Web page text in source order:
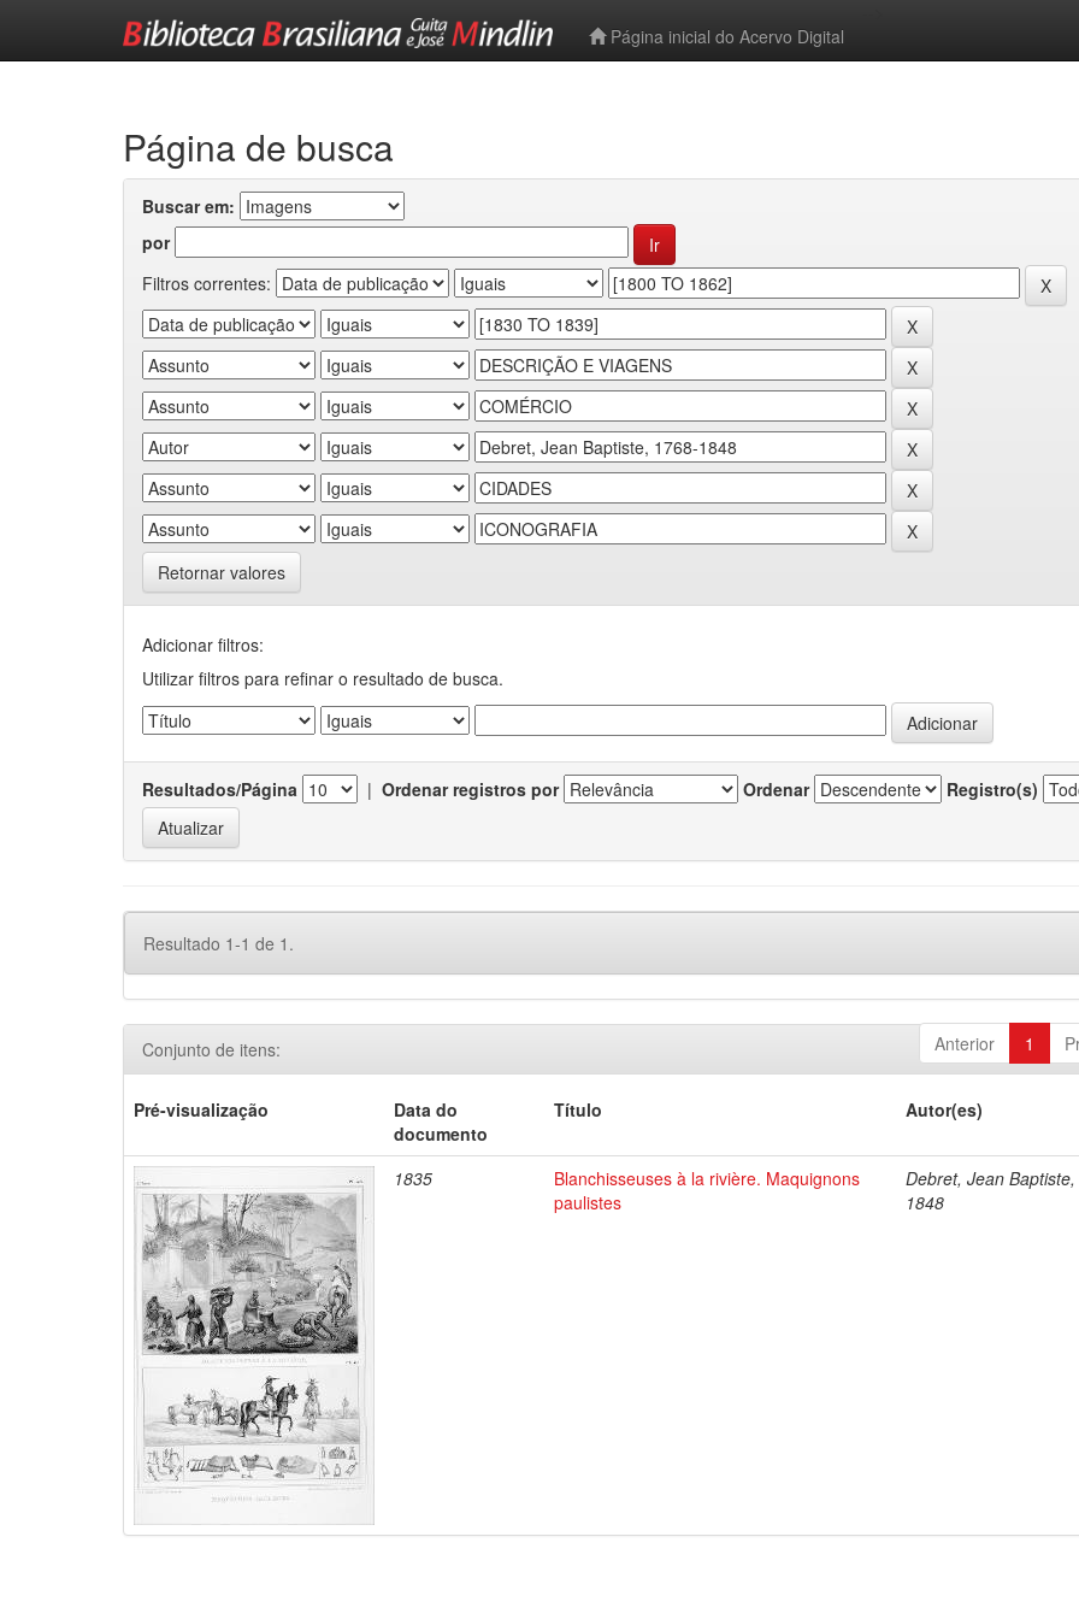
Página inicial do Acervo Digital
Página de busca
Buscar em:
por
Filtros correntes:
Retornar valores
Adicionar filtros:
Utilizar filtros para refinar o resultado de busca.
Resultados/Página | Ordenar registros por Ordenar Registro(s)
Resultado 1-1 de 1.
Anterior 1
Conjunto de itens:
Pré-visualização
Data do
documento
Título Autor(es)
1835
Blanchisseuses à la rivière. Maquignons
paulistes
Debret, Jean
1848